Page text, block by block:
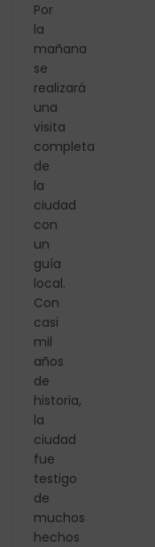
Por
la
mañana
se
realizará
una
visita
completa
de
la
ciudad
con
un
guía
local.
Con
casi
mil
años
de
historia,
la
ciudad
fue
testigo
de
muchos
hechos